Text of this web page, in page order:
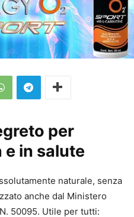
per
in salute
naturale, senza
anche dal Ministero
50095. Utile per tutti: